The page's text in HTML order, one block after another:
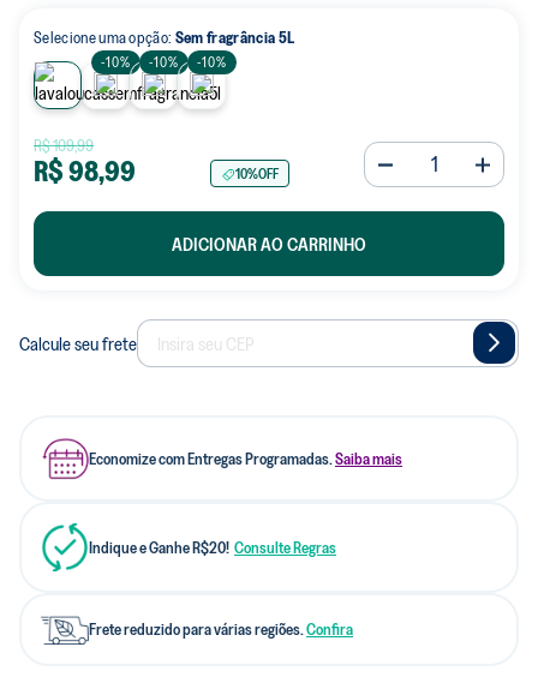
Selecione uma opção: Sem fragrância 5L
-10% -10% -10%
R$109,99
R$98,99 10%OFF
ADICIONAR AO CARRINHO
Calcule seu frete
Economize com Entregas Programadas.Saiba mais
Indique e Ganhe R$20! Consulte Regras
Frete reduzido para várias regiões.Confira